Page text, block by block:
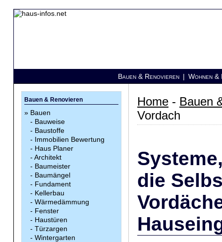
Bauen & Renovieren | Wohnen &
Bauen & Renovieren
» Bauen
- Bauweise
- Baustoffe
- Immobilien Bewertung
- Haus Planer
- Architekt
- Baumeister
- Baumängel
- Fundament
- Kellerbau
- Wärmedämmung
- Fenster
- Haustüren
- Türzargen
- Wintergarten
Home - Bauen
Vordach
die